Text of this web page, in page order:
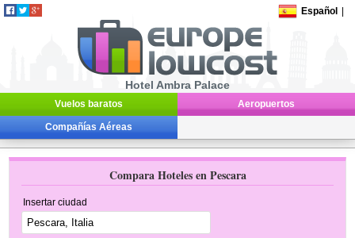
Español
Hotel Ambra Palace
Vuelos baratos Aeropuertos
Compañías Aéreas
Compara Hoteles en Pescara
Insertar ciudad